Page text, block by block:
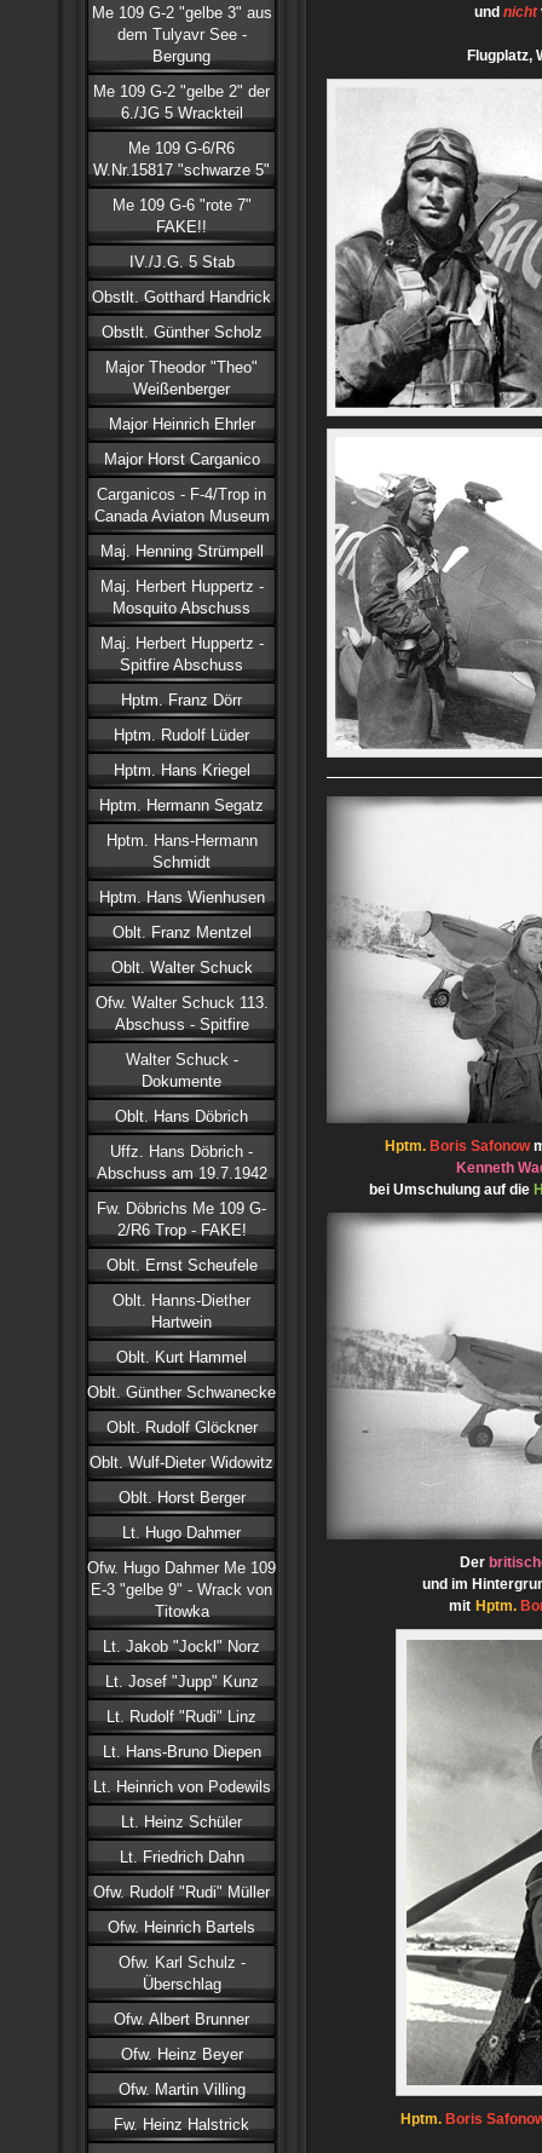
Me 109 G-2 "gelbe 3" aus
dem Tulyavr See -
Bergung
Me 109 G-2 "gelbe 2" der
6./JG 5 Wrackteil
Me 109 G-6/R6
W.Nr.15817 "schwarze 5"
Me 109 G-6 "rote 7"
FAKE!!
IV./J.G. 5 Stab
Obstlt. Gotthard Handrick
Obstlt. Günther Scholz
Major Theodor "Theo"
Weißenberger
Major Heinrich Ehrler
Major Horst Carganico
Carganicos - F-4/Trop in
Canada Aviaton Museum
Maj. Henning Strümpell
Maj. Herbert Huppertz -
Mosquito Abschuss
Maj. Herbert Huppertz -
Spitfire Abschuss
Hptm. Franz Dörr
Hptm. Rudolf Lüder
Hptm. Hans Kriegel
Hptm. Hermann Segatz
Hptm. Hans-Hermann
Schmidt
Hptm. Hans Wienhusen
Oblt. Franz Mentzel
Oblt. Walter Schuck
Ofw. Walter Schuck 113.
Abschuss - Spitfire
Walter Schuck -
Dokumente
Oblt. Hans Döbrich
Uffz. Hans Döbrich -
Abschuss am 19.7.1942
Fw. Döbrichs Me 109 G-
2/R6 Trop - FAKE!
Oblt. Ernst Scheufele
Oblt. Hanns-Diether
Hartwein
Oblt. Kurt Hammel
Oblt. Günther Schwanecke
Oblt. Rudolf Glöckner
Oblt. Wulf-Dieter Widowitz
Oblt. Horst Berger
Lt. Hugo Dahmer
Ofw. Hugo Dahmer Me 109
E-3 "gelbe 9" - Wrack von
Titowka
Lt. Jakob "Jockl" Norz
Lt. Josef "Jupp" Kunz
Lt. Rudolf "Rudi" Linz
Lt. Hans-Bruno Diepen
Lt. Heinrich von Podewils
Lt. Heinz Schüler
Lt. Friedrich Dahn
Ofw. Rudolf "Rudi" Müller
Ofw. Heinrich Bartels
Ofw. Karl Schulz -
Überschlag
Ofw. Albert Brunner
Ofw. Heinz Beyer
Ofw. Martin Villing
Fw. Heinz Halstrick
und nicht
Flugplatz,
Hptm. Boris Safonow
Kenneth
bei Umschulung auf die
Der
und im
mit Hptm.
Hptm. Boris